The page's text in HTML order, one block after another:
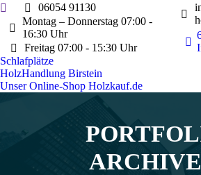
Search:
06054 91130
Montag – Donnerstag 07:00 -
16:30 Uhr
Freitag 07:00 - 15:30 Uhr
Schlafplätze
HolzHandlung Birstein
Unser Online-Shop Holzkauf.de
Sie befinden sich